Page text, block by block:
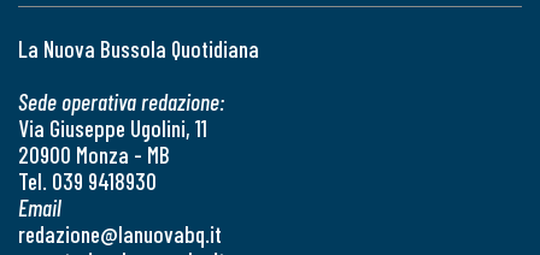
La Nuova Bussola Quotidiana
Sede operativa redazione:
Via Giuseppe Ugolini, 11
20900 Monza - MB
Tel. 039 9418930
Email
redazione@lanuovabq.it